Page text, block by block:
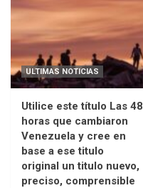
ULTIMAS NOTICIAS
Utilice este título Las 48
horas que cambiaron
Venezuela y cree en
base a ese titulo
original un titulo nuevo,
preciso, comprensible